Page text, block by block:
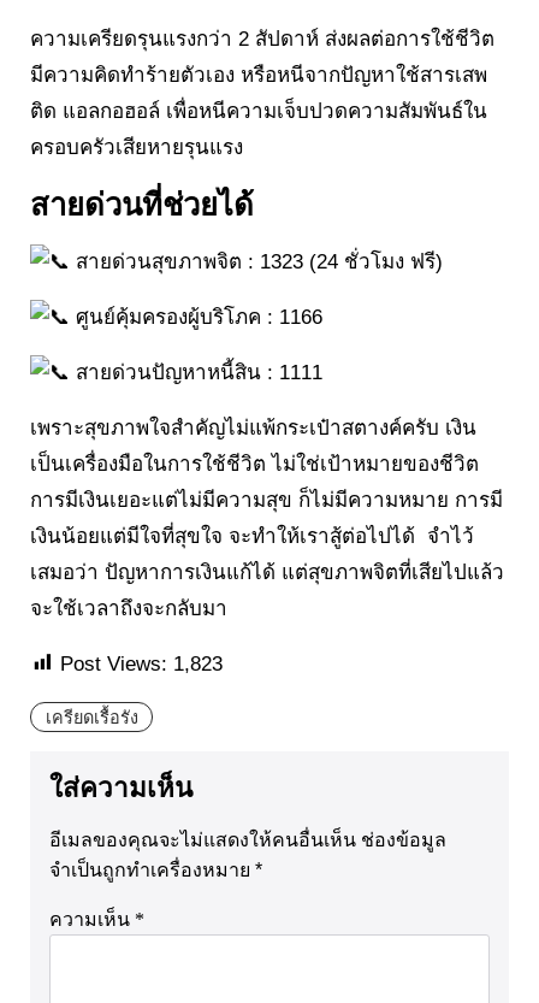
ความเครียดรุนแรงกว่า 2 สัปดาห์ ส่งผลต่อการใช้ชีวิต
มีความคิดทำร้ายตัวเอง หรือหนีจากปัญหาใช้สารเสพ
ติด แอลกอฮอล์ เพื่อหนีความเจ็บปวดความสัมพันธ์ใน
ครอบครัวเสียหายรุนแรง
สายด่วนที่ช่วยได้
สายด่วนสุขภาพจิต : 1323 (24 ชั่วโมง ฟรี)
ศูนย์คุ้มครองผู้บริโภค : 1166
สายด่วนปัญหาหนี้สิน : 1111
เพราะสุขภาพใจสำคัญไม่แพ้กระเป๋าสตางค์ครับ เงิน
เป็นเครื่องมือในการใช้ชีวิต ไม่ใช่เป้าหมายของชีวิต
การมีเงินเยอะแต่ไม่มีความสุข ก็ไม่มีความหมาย การมี
เงินน้อยแต่มีใจที่สุขใจ จะทำให้เราสู้ต่อไปได้ จำไว้
เสมอว่า ปัญหาการเงินแก้ได้ แต่สุขภาพจิตที่เสียไปแล้ว
จะใช้เวลาถึงจะกลับมา
Post Views: 1,823
เครียดเรื้อรัง
ใส่ความเห็น
อีเมลของคุณจะไม่แสดงให้คนอื่นเห็น ช่องข้อมูล
จำเป็นถูกทำเครื่องหมาย *
ความเห็น *